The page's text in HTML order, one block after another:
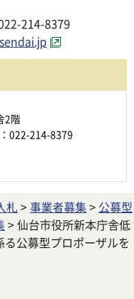
214-8379
2階
022-214-8379
札>事業者募集 > 公募型
> 仙台市役所新本庁舎低
公募型プロポーザルを